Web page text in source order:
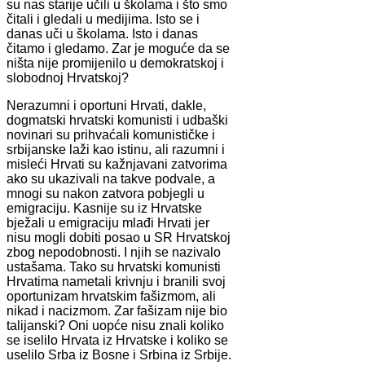
su nas starije učili u školama i što smo
čitali i gledali u medijima. Isto se i
danas uči u školama. Isto i danas
čitamo i gledamo. Zar je moguće da se
ništa nije promijenilo u demokratskoj i
slobodnoj Hrvatskoj?
Nerazumni i oportuni Hrvati, dakle,
dogmatski hrvatski komunisti i udbaški
novinari su prihvaćali komunističke i
srbijanske laži kao istinu, ali razumni i
misleći Hrvati su kažnjavani zatvorima
ako su ukazivali na takve podvale, a
mnogi su nakon zatvora pobjegli u
emigraciju. Kasnije su iz Hrvatske
bježali u emigraciju mlađi Hrvati jer
nisu mogli dobiti posao u SR Hrvatskoj
zbog nepodobnosti. I njih se nazivalo
ustašama. Tako su hrvatski komunisti
Hrvatima nametali krivnju i branili svoj
oportunizam hrvatskim fašizmom, ali
nikad i nacizmom. Zar fašizam nije bio
talijanski? Oni uopće nisu znali koliko
se iselilo Hrvata iz Hrvatske i koliko se
uselilo Srba iz Bosne i Srbina iz Srbije.